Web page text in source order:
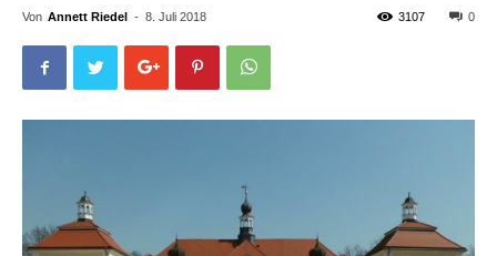
Von Annett Riedel - 8. Juli 2018 0
3107